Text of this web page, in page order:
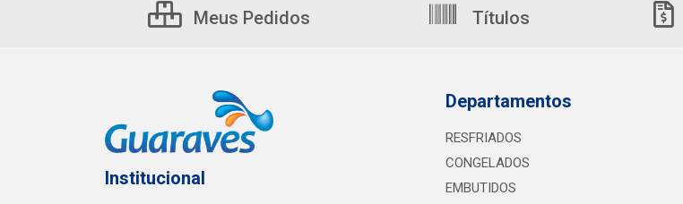
Meus Pedidos Títulos
Institucional
Departamentos
RESFRIADOS
CONGELADOS
EMBUTIDOS